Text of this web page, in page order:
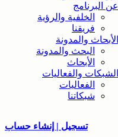
عن البرنامج
الخلفية والرؤية
فريقنا
الأبحاث والمدونة
البحث والمدونة
الأبحاث
الشبكات والفعاليات
الفعاليات
شبكاتنا
تسجيل | إنشاء حساب